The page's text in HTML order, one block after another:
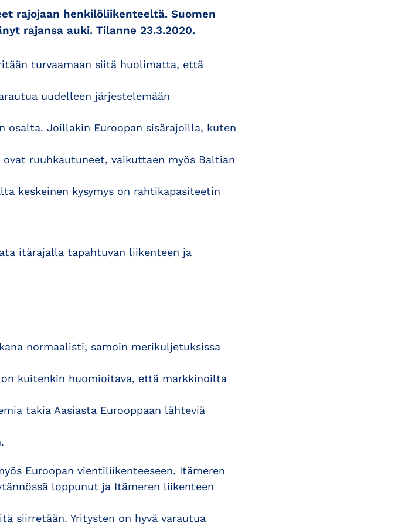
rajojaan henkilöliikenteeltä. Suomen
rajansa auki. Tilanne 23.3.2020.
turvaamaan siitä huolimatta, että
uudelleen järjestelemään
osalta. Joillakin Euroopan sisärajoilla, kuten
ruuhkautuneet, vaikuttaen myös Baltian
keskeinen kysymys on rahtikapasiteetin
itärajalla tapahtuvan liikenteen ja
normaalisti, samoin merikuljetuksissa
kuitenkin huomioitava, että markkinoilta
takia Aasiasta Eurooppaan lähteviä
Euroopan vientiliikenteeseen. Itämeren
loppunut ja Itämeren liikenteen
siirretään. Yritysten on hyvä varautua